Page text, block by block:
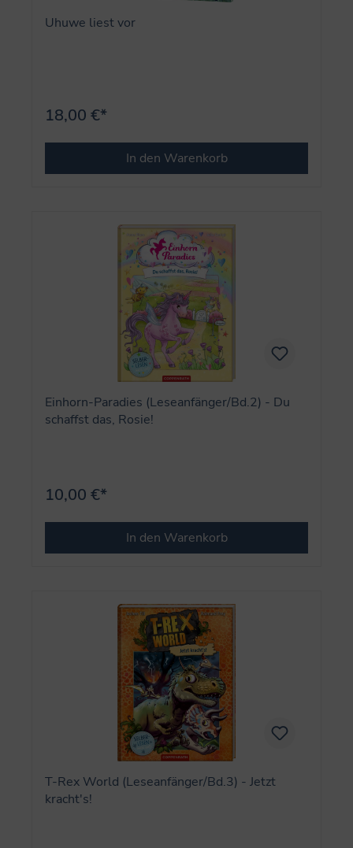
Uhuwe liest vor
18,00 €*
In den Warenkorb
Einhorn-Paradies (Leseanfänger/Bd.2) - Du
schaffst das, Rosie!
10,00 €*
In den Warenkorb
T-Rex World (Leseanfänger/Bd.3) - Jetzt
kracht's!